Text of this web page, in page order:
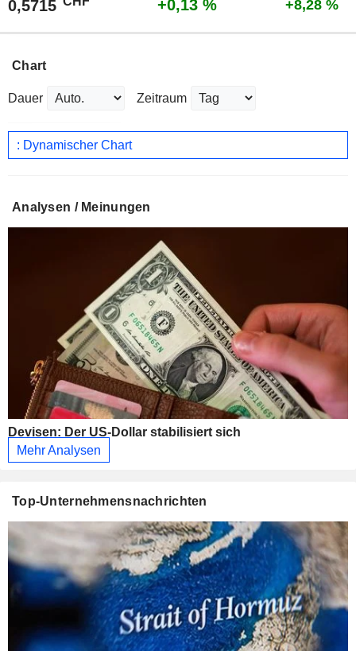
0,5715 +0,13 % +8,28 %
Chart
Dauer Zeitraum
: Dynamischer Chart
Analysen / Meinungen
Devisen: Der US-Dollar stabilisiert sich
Mehr Analysen
Top-Unternehmensnachrichten